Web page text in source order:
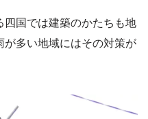
四国では建築のかたちも地
多い地域にはその対策が